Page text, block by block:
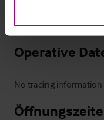
price and will be
provided following
Operative
No trading information